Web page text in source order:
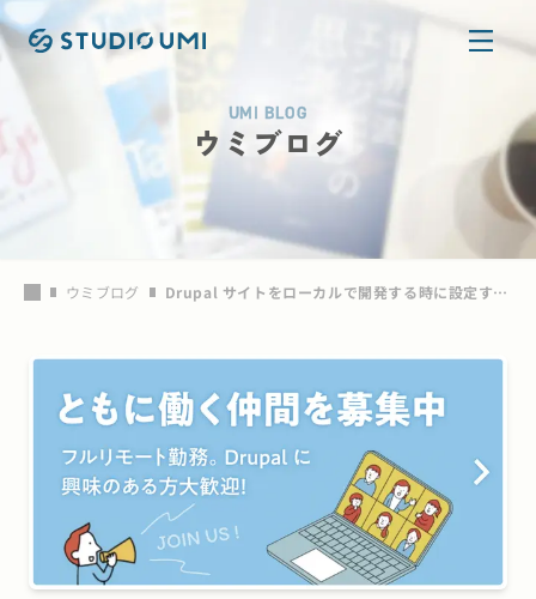
本文へ移動
UMI BLOG
ウミブログ
ウミブログ Drupal サイトをローカルで開発する時に設定すべき項目